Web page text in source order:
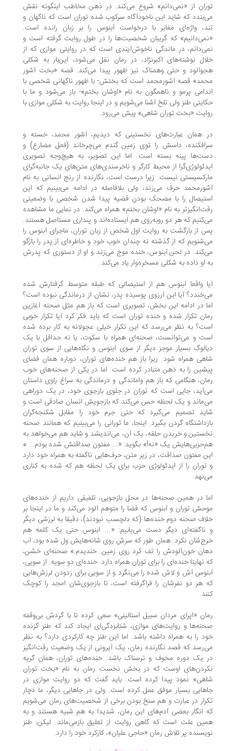
از «نمی‌دانم» شروع می‌کند. در ذهن مخاطب اینگونه نقش
که شاید این ناخودآگاه سرکوب شده توران است که ناگهان و
واژه‌ای مغایر با درخواست آبنوس را بر زبان رانده است.
که گریبان شخصیت‌ها را در طول روایت گرفته است و
در ماندگی ناخوش‌آیندی است که در روایتی موازی که از
نوشته‌های اکبرنژاد، در رمان نقل می‌شود، این‌بار به شکلی
و حتی وهمناک نیز ظهور پیدا می‌کند. قصه «بخت آشور
قصه آشورمحمد است که بختش- با ظهور ناگهانی شخصی با
پرمو و ناهمگون به نام «اوشان بختم»- باز می‌شود و ما با
طنز ولی تلخ آشنا می‌شویم و در اینجا روایت به شکلی موازی با
«بخت توران شاهی» پیش می‌رود.
همان عبارت‌های نخستینی که دیدیم، آشور محمد، خسته و
داسش را توی زمین گندم می‌چرخاند (فعل مضارع) و
پینه بسته است. اما این تصویر، به هیچ‌وجه تصویری
از محیط کارگر و ناخرسندی‌های متن‌های یک جانبه‌گرای
نیست. زیرا درست است، نگارنده از رنج انسانی به نام
حرف می‌زند، ولی بلافاصله در ادامه می‌بینیم که این
را با مضحک بودن قضیه پیدا شدن شخصی با وضعیتی
به نام «اوشان بختم» همراه می‌کند. در نمایی ما مشاهده
که هر دو روبه‌روی هم ایستاده‌اند و پنداری مستاصل هستند.
از بازگشت به روایت اول شخص از زبان توران، ماجرای آبنوس را
که از گذشته نه چندان خوب خود و خاطره‌ای از پدر را بازگو
در لحن آبنوس، خنده موج می‌زند و او از دستوری که پدرش
او داده به شکلی مسخره‌وار یاد می‌کند.
واقعا آبنوس هم از استیصالی که طبقه متوسط گرفتارش شده
آیا این آرزوی پوسیده پدر، نشان از درماندگی نبوده است؟
در ادامه این بخش، تصویری است که باز هم مثل صحنه آغازین
تکرار شده و خنده توران است که باید فکر کرد آیا تکرار خوبی
به نظر می‌رسد که این تکرار خیلی عجولانه به کار برده شده
و می‌توانست، صحنه‌ای همراه با سکوت، یا نه حداقل با یک
بسیار موجز دیگر از سوی آبنوس و نگاه‌هایی از سوی توران
همراه شود. زیرا باز هم خنده‌های توران، دوباره همان فضای
را به ذهن متبادر کرده است. اما در یکی از صحنه‌های خوب
هنگامی که باز هم واماندگی و درماندگی به سراغ راوی داستان
جایی است که توران در جلوی بازجوی خود، در یک دوراهی
و یک لحظه حس می‌کند که بازجویش انسان صادقی است و
تصمیم می‌گیرد که حتی جرم خود را مقابل شکنجه‌گران
گردن بگیرد. اینجا، ما تورانی را می‌بینیم که همانند صحنه
و خریدن حلقه، یک آن، می‌اندیشد و شاید هم می‌خواهد به
یک «نه!» بگوید: «... مفتون صداقتش شده بودم... »
مفتون صداقت، در زیر متن، حرف‌هایی ناگفته به همراه خود دارد
را از ایدئولوژی حزب برای یک لحظه هم که شده به کناری
در همین صحنه‌ها در محل بازجویی، تلفیقی داریم از خنده‌های
توران و آبنوس که فضا را متوهم آلود می‌کند و ما در اینجا بر
صحنه دوم خنده‌ها (که دلچسب نبودند)، دقیقا به لرزشی دیگر
ناگفته‌ای دیگر دست می‌یابیم: «... آبنوس حتی یک کلمه هم
نکرد. همان طور که سرش روی شانه‌هایش ول شده بود، آب
خون‌آلودش را تف کرد روی زمین. خندیدم.» صحنه‌ای خشن،
نهایتا خنده‌ای را برای توران همراه دارد. خنده‌ای دو سویه. از سویی،
‌آش و لاش شده را می‌نگرد و از سویی برای زدودن لرزش‌هایی
هر دو نفرشان را فراگرفته است، تا بازجوی‌شان امجد را کوچک
«اپرای مردان سبیل استالینی» سعی کرده تا با گردش بی‌وقفه
و روایت‌های موازی، شتابزدگی‌ای ایجاد کند که طنز گزنده
را به همراه داشته باشد. اما این طنز چه کارکردی دارد؟ به نظر
که قصد نگارنده رمان، یک آیرونی از یک وضعیت رقت‌انگیز
یک دوره مخوف و ترسناک باشد. خنده‌های توران، همان گریه
اوست که در بخش نخست رمان به نام «بخت توران
نمود پیدا کرده است. باید گفت که دو روایت موازی در
بسیار موفق عمل کرده است. ولی در جاهایی دیگر، ما دچار
در عبارت و هم سنخ بودن برخی از شخصیت‌های رمان می‌شویم
انگار بعضی آدم‌های این رمان، شدیدا به هم شبیه هستند و به
علت است که گاهی روایت از تعلیق بازمی‌ماند. لیکن، طنز
پر تلاش رمان «حاجی علیان»، کارکرد خود را دارد.